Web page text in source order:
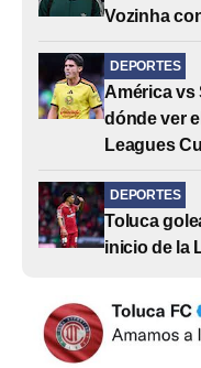
Vozinha
DEPORTES
América vs
dónde ver
Leagues
DEPORTES
Toluca
inicio de la